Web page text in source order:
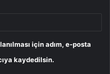
için adım, e-posta
kaydedilsin.